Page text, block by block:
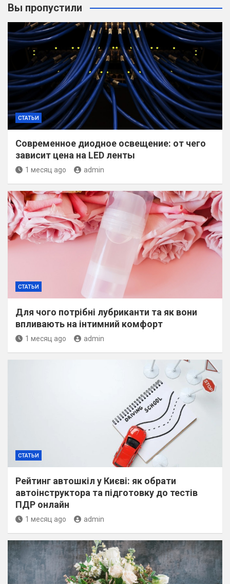
Вы пропустили
СТАТЬИ
Современное диодное освещение: от чего
зависит цена на LED ленты
1 месяц ago admin
СТАТЬИ
Для чого потрібні лубриканти та як вони
впливають на інтимний комфорт
1 месяц ago admin
СТАТЬИ
Рейтинг автошкіл у Києві: як обрати
автоінструктора та підготовку до тестів
ПДР онлайн
1 месяц ago admin